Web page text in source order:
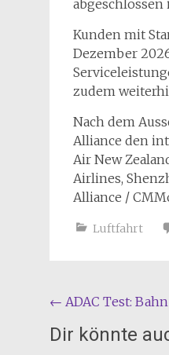
abgeschlossen
Kunden mit
Dezember
zudem
Nach dem
Alliance den
Air New
Airlines,
Alliance /
Luftfahrt
← ADAC Test:
Dir könnte